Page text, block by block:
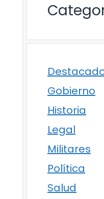
Gobierno
Historia
Legal
Militares
Política
Salud